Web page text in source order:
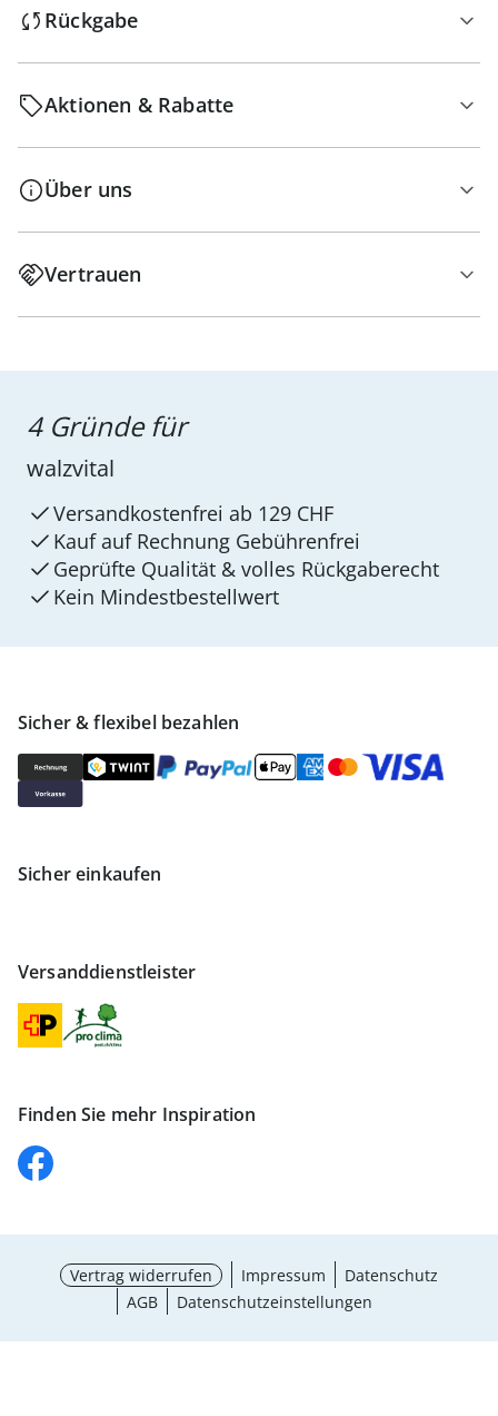
Rückgabe
Aktionen & Rabatte
Über uns
Vertrauen
Sicher & flexibel bezahlen
Sicher einkaufen
Versanddienstleister
Finden Sie mehr Inspiration
4 Gründe für
walzvital
Versandkostenfrei ab 129 CHF
Kauf auf Rechnung Gebührenfrei
Geprüfte Qualität & volles Rückgaberecht
Kein Mindest­bestellwert
Vertrag widerrufen Impressum
Datenschutz
AGB
Datenschutzeinstellungen